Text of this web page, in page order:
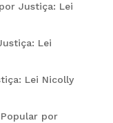
Justiça: Lei
Lei
Lei Nicolly
por